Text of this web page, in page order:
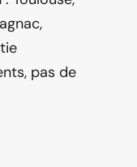
pas de